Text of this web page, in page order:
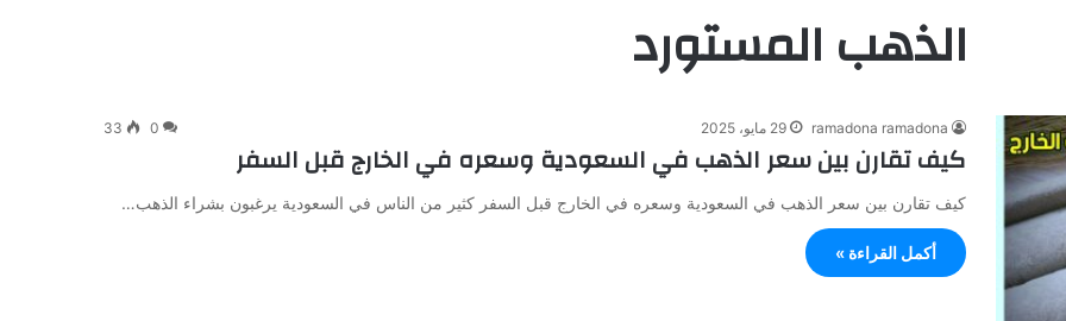
الذهب المستورد
ramadona ramadona 29 مايو، 2025 0
33
كيف تقارن بين سعر الذهب في السعودية وسعره في الخارج قبل السفر
كيف تقارن بين سعر الذهب في السعودية وسعره في الخارج قبل السفر كثير من الناس في السعودية يرغبون بشراء الذهب…
أكمل القراءة »